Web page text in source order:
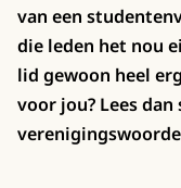
van een
die leden het nou
lid gewoon heel
voor jou? Lees